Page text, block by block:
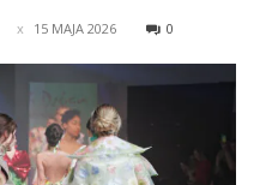
15 MAJA 2026 0